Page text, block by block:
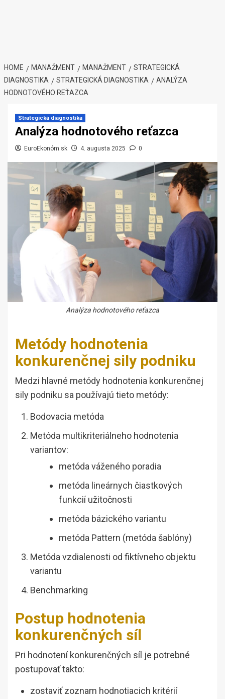
HOME MANAŽMENT MANAŽMENT
STRATEGICKÁ
DIAGNOSTIKA
STRATEGICKÁ DIAGNOSTIKA
ANALÝZA
HODNOTOVÉHO REŤAZCA
Strategická diagnostika
Analýza hodnotového reťazca
EuroEkonóm.sk 4. augusta 2025 0
Analýza hodnotového reťazca
Metódy hodnotenia
konkurenčnej sily podniku
Medzi hlavné metódy hodnotenia konkurenčnej
sily podniku sa používajú tieto metódy:
Bodovacia metóda
Metóda multikriteriálneho hodnotenia
variantov:
metóda váženého poradia
metóda lineárnych čiastkových
funkcií užitočnosti
metóda bázického variantu
metóda Pattern (metóda šablóny)
Metóda vzdialenosti od fiktívneho objektu
variantu
Benchmarking
Postup hodnotenia
konkurenčných síl
Pri hodnotení konkurenčných síl je potrebné
postupovať takto:
zostaviť zoznam hodnotiacich kritérií